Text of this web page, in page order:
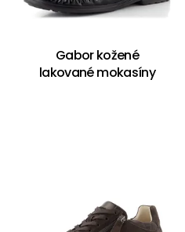
Gabor kožené
lakované mokasíny